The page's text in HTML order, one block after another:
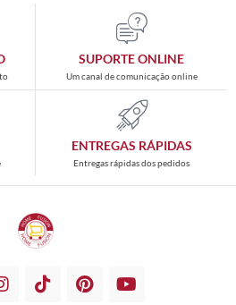
SUPORTE ONLINE
Um canal de comunicação online
ENTREGAS RÁPIDAS
Entregas rápidas dos pedidos